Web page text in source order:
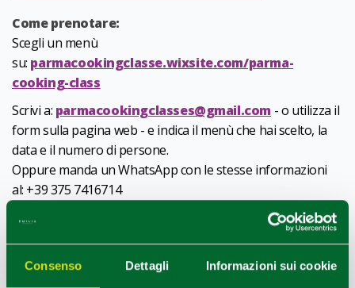
Consenso Dettagli Informazioni sui cookie
Come prenotare:
Scegli un menù
su: parmacookingclasse.wixsite.com/parma-
cooking-class
Scrivi a: parmacookingclasses@gmail.com - o utilizza il
form sulla pagina web - e indica il menù che hai scelto, la
data e il numero di persone.
Oppure manda un WhatsApp con le stesse informazioni
al: +39 375 7416714